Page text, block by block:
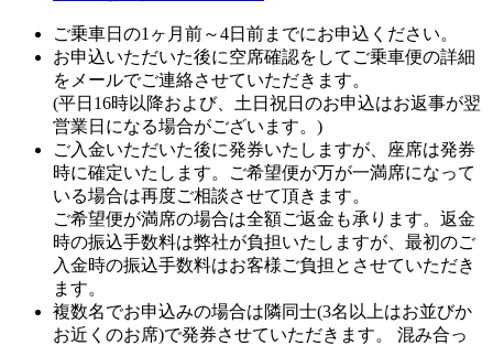
ご乗車日の1ヶ月前～4日前までにお申込ください。
お申込いただいた後に空席確認をしてご乗車便の詳細
をメールでご連絡させていただきます。
(平日16時以降および、土日祝日のお申込はお返事が翌
営業日になる場合がございます。)
ご入金いただいた後に発券いたしますが、座席は発券
時に確定いたします。ご希望便が万が一満席になって
いる場合は再度ご相談させて頂きます。
ご希望便が満席の場合は全額ご返金も承ります。返金
時の振込手数料は弊社が負担いたしますが、最初のご
入金時の振込手数料はお客様ご負担とさせていただき
ます。
複数名でお申込みの場合は隣同士(3名以上はお並びか
お近くのお席)で発券させていただきます。 混み合っ